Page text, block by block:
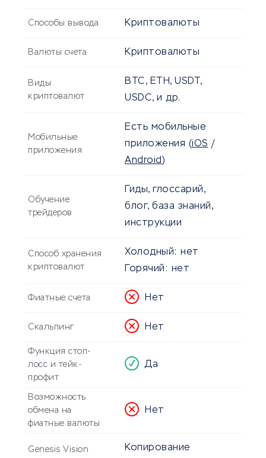
Способы вывода Криптовалюты
Валюты счета Криптовалюты
Виды
криптовалют
BTC, ETH, USDT,
USDC, и др.
Мобильные
приложения
Есть мобильные
приложения (iOS /
Android)
Обучение
трейдеров
Гиды, глоссарий,
блог, база знаний,
инструкции
Способ хранения
криптовалют
Холодный: нет
Горячий: нет
Фиатные счета Нет
Скальпинг Нет
Функция стоп-
лосс и тейк-
профит
Да
Возможность
обмена на
фиатные валюты
Нет
Genesis Vision
Копирование